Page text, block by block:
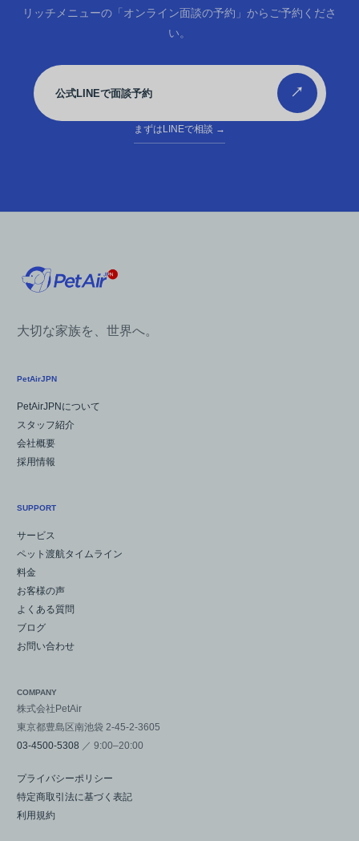
リッチメニューの「オンライン面談の予約」からご予約くださ
い。
公式LINEで面談予約 ↗
まずはLINEで相談 →
大切な家族を、世界へ。
PetAirJPN
PetAirJPNについて
スタッフ紹介
会社概要
採用情報
SUPPORT
サービス
ペット渡航タイムライン
料金
お客様の声
よくある質問
ブログ
お問い合わせ
COMPANY
株式会社PetAir
東京都豊島区南池袋 2-45-2-3605
03-4500-5308 ／ 9:00–20:00
プライバシーポリシー
特定商取引法に基づく表記
利用規約